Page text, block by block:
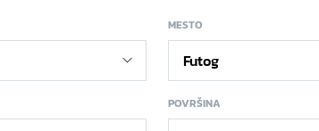
MESTO
POVRŠINA